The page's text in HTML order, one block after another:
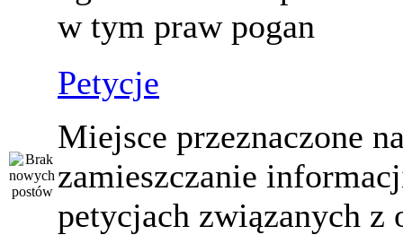
w tym praw pogan
Petycje
Miejsce przeznaczone
zamieszczanie
petycjach związanych z